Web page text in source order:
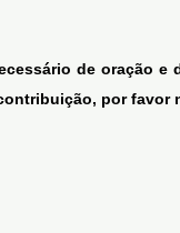
de oração
por favor